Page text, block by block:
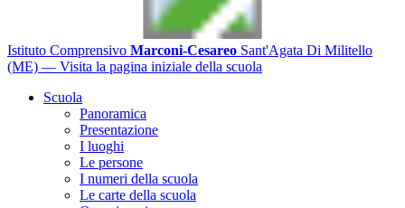
Istituto Comprensivo Marconi-Cesareo Sant'Agata Di Militello
(ME) — Visita la pagina iniziale della scuola
Scuola
Panoramica
Presentazione
I luoghi
Le persone
I numeri della scuola
Le carte della scuola